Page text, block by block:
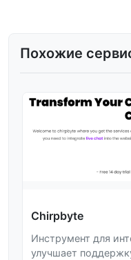
Похожие
Chirpbyte
Инструмент для
улучшает